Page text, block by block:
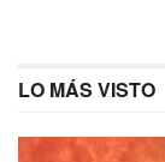
LO MÁS VISTO